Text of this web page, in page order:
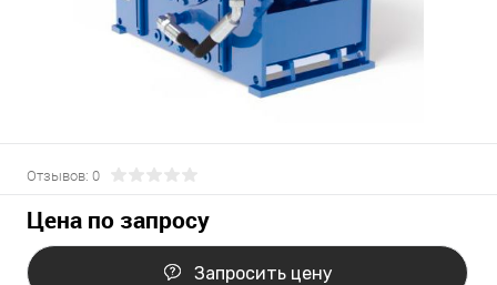
Отзывов: 0
Цена по запросу
Запросить цену